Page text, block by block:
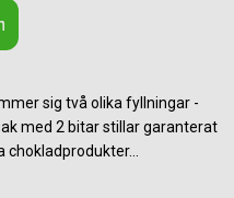
sig två olika fyllningar -
med 2 bitar stillar garanterat